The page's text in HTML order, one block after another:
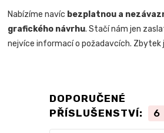
Nabízíme navíc bezplatnou a
grafického návrhu. Stačí nám jen
nejvíce informací o požadavcích. Zbytek
DOPORUČENÉ
PŘÍSLUŠENSTVÍ:
6